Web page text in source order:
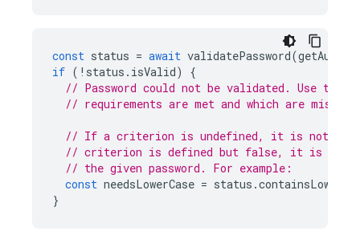
const status = await validatePassword(getAuth
if ( ! status . isValid)
{
// Password could not be validated. Use the
// requirements are met and which are
// If a criterion is undefined, it is not
// criterion is defined but false, it is
// the given password. For example:
const needsLowerCase = status .
}